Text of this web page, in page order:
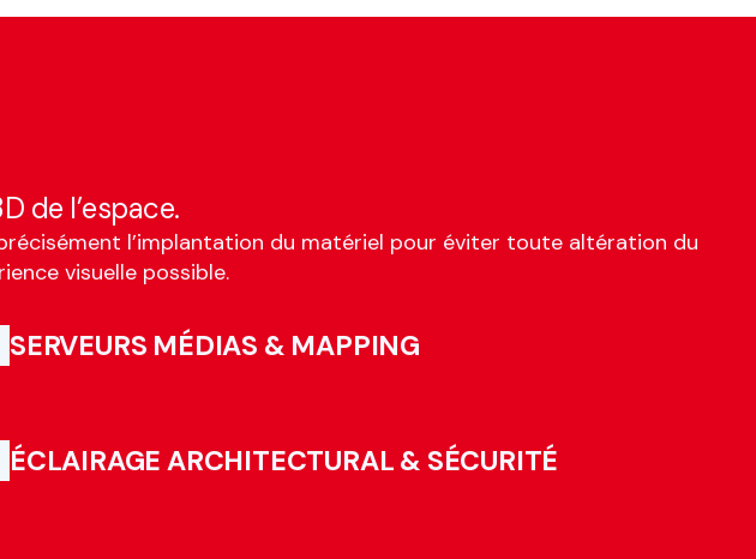
de l’espace.
l’implantation du matériel pour éviter toute altération du
visuelle possible.
SERVEURS MÉDIAS & MAPPING
ÉCLAIRAGE ARCHITECTURAL & SÉCURITÉ